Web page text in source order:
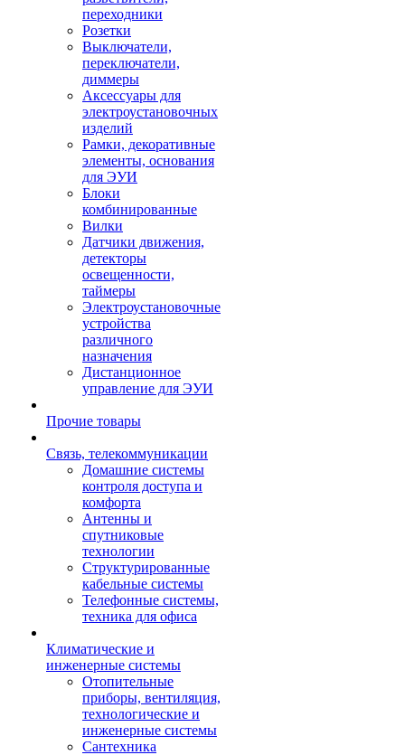
переходники
Розетки
Выключатели,
переключатели,
диммеры
Аксессуары для
электроустановочных
изделий
Рамки, декоративные
элементы, основания
для ЭУИ
Блоки
комбинированные
Вилки
Датчики движения,
детекторы
освещенности,
таймеры
Электроустановочные
устройства
различного
назначения
Дистанционное
управление для ЭУИ
Прочие товары
Связь, телекоммуникации
Домашние системы
контроля доступа и
комфорта
Антенны и
спутниковые
технологии
Структурированные
кабельные системы
Телефонные системы,
техника для офиса
Климатические и
инженерные системы
Отопительные
приборы, вентиляция,
технологические и
инженерные системы
Сантехника